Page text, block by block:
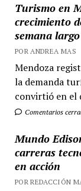
Turismo en
crecimiento
semana
POR ANDREA MAS
Mendoza
la demanda
convirtió en el
Comentarios
Mundo
carreras
en acción
POR REDACCIÓN